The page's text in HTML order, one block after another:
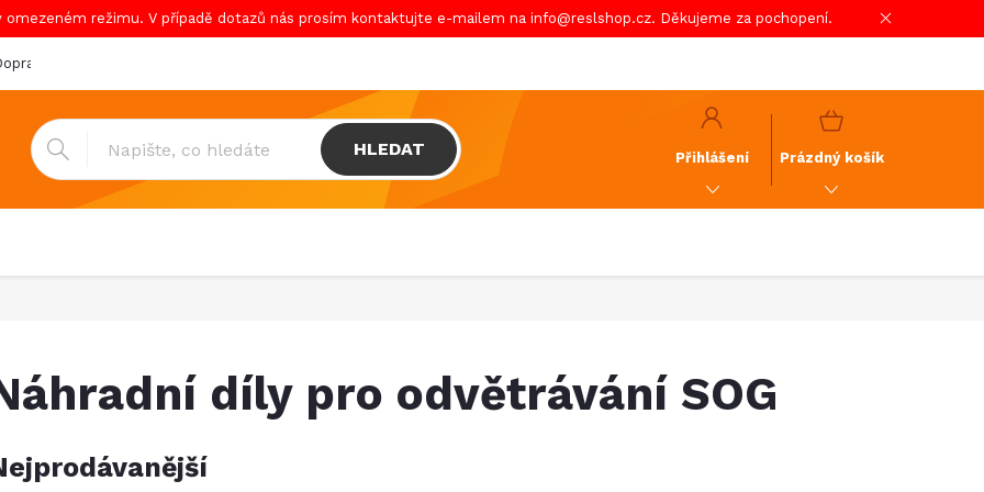
režimu. V případě dotazů nás prosím kontaktujte e-mailem na info@reslshop.cz. Děkujeme za pochopení.
& platba
HLEDAT Přihlášení
NÁKUPNÍ
Prázdný košík
díly pro odvětrávání SOG